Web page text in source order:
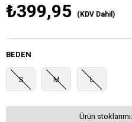
₺399,95 (KDV Dahil)
BEDEN
S M L
Ürün